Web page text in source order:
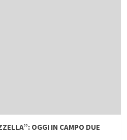
OGGI IN CAMPO DUE